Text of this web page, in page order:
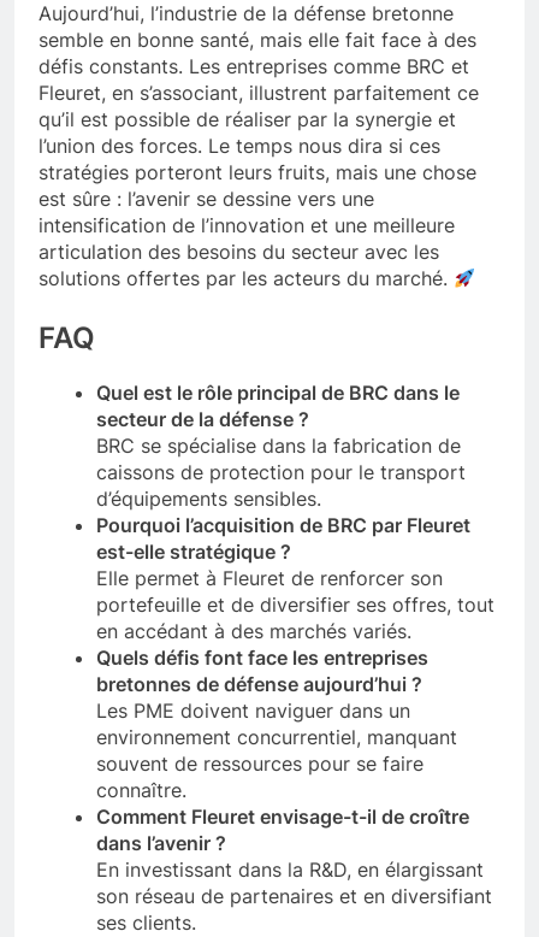
Aujourd’hui, l’industrie de la défense bretonne
semble en bonne santé, mais elle fait face à des
défis constants. Les entreprises comme BRC et
Fleuret, en s’associant, illustrent parfaitement ce
qu’il est possible de réaliser par la synergie et
l’union des forces. Le temps nous dira si ces
stratégies porteront leurs fruits, mais une chose
est sûre : l’avenir se dessine vers une
intensification de l’innovation et une meilleure
articulation des besoins du secteur avec les
solutions offertes par les acteurs du marché.
FAQ
Quel est le rôle principal de BRC dans le
secteur de la défense ?
BRC se spécialise dans la fabrication de
caissons de protection pour le transport
d’équipements sensibles.
Pourquoi l’acquisition de BRC par Fleuret
est-elle stratégique ?
Elle permet à Fleuret de renforcer son
portefeuille et de diversifier ses offres, tout
en accédant à des marchés variés.
Quels défis font face les entreprises
bretonnes de défense aujourd’hui ?
Les PME doivent naviguer dans un
environnement concurrentiel, manquant
souvent de ressources pour se faire
connaître.
Comment Fleuret envisage-t-il de croître
dans l’avenir ?
En investissant dans la R&D, en élargissant
son réseau de partenaires et en diversifiant
ses clients.